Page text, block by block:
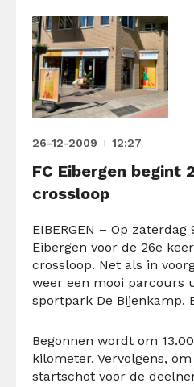
26-12-2009 12:27
FC Eibergen begint
crossloop
EIBERGEN – Op
Eibergen voor de 26e
crossloop. Net als in
weer een mooi parcours
sportpark De Bijenkamp.
Begonnen wordt om
kilometer. Vervolgens,
startschot voor de